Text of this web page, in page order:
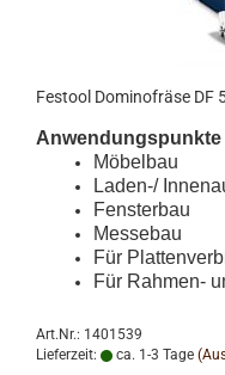
Festool Dominofräse DF
Anwendungspunkte
Möbelbau
Laden-/
Fensterbau
Messebau
Für
Für Rahmen-
Art.Nr.: 1401539
Lieferzeit:
ca. 1-3 Tage